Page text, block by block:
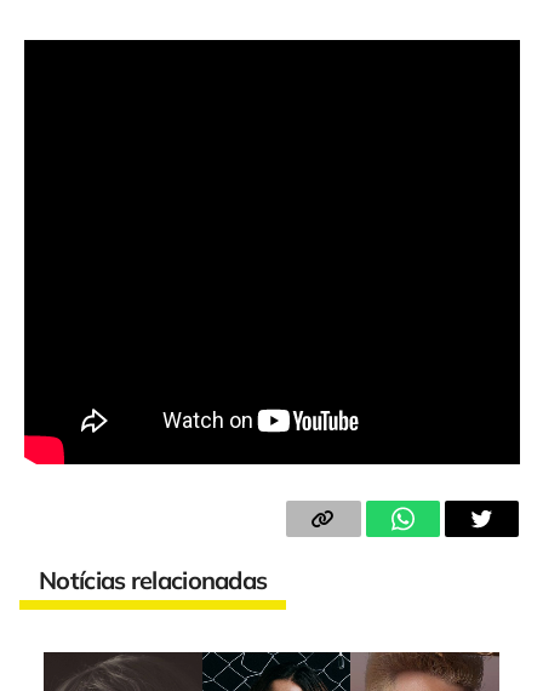
Notícias relacionadas